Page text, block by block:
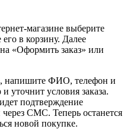
магазине выберите
в корзину. Далее
«Оформить заказ» или
напишите ФИО, телефон и
уточнит условия заказа.
подтверждение
СМС. Теперь останется
новой покупке.